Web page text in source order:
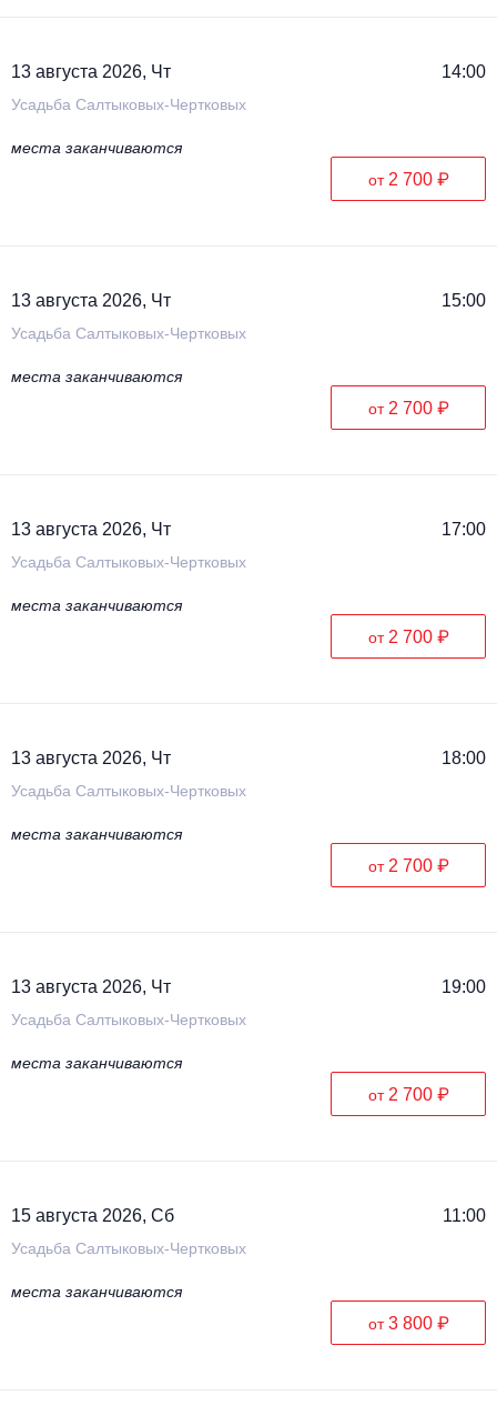
13 августа 2026, Чт 14:00
Усадьба Салтыковых-Чертковых
места заканчиваются
от 2 700 ₽
13 августа 2026, Чт 15:00
Усадьба Салтыковых-Чертковых
места заканчиваются
от 2 700 ₽
13 августа 2026, Чт 17:00
Усадьба Салтыковых-Чертковых
места заканчиваются
от 2 700 ₽
13 августа 2026, Чт 18:00
Усадьба Салтыковых-Чертковых
места заканчиваются
от 2 700 ₽
13 августа 2026, Чт 19:00
Усадьба Салтыковых-Чертковых
места заканчиваются
от 2 700 ₽
15 августа 2026, Сб 11:00
Усадьба Салтыковых-Чертковых
места заканчиваются
от3 800 ₽